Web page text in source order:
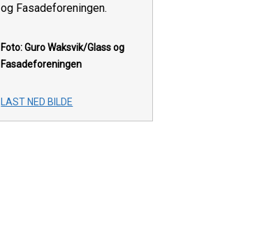
og Fasadeforeningen.
Foto: Guro Waksvik/Glass og
Fasadeforeningen
LAST NED BILDE